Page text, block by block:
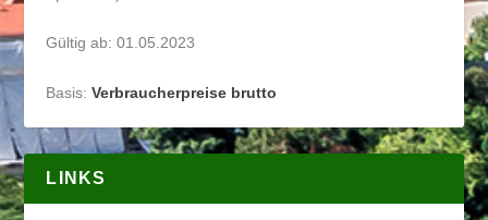
Gültig ab: 01.05.2023
Basis:Verbraucherpreise brutto
LINKS